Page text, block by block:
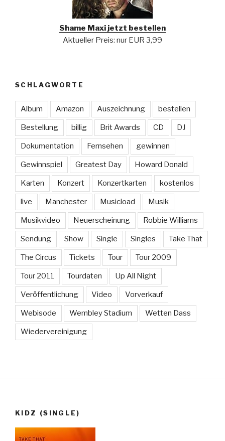
Shame Maxi jetzt bestellen
Aktueller Preis: nur EUR 3,99
SCHLAGWORTE
Album Amazon Auszeichnung bestellen
Bestellung billig Brit Awards CD DJ
Dokumentation Fernsehen gewinnen
Gewinnspiel Greatest Day Howard Donald
Karten Konzert Konzertkarten kostenlos
live Manchester Musicload Musik
Musikvideo Neuerscheinung Robbie Williams
Sendung Show Single Singles Take That
The Circus Tickets Tour Tour 2009
Tour 2011 Tourdaten Up All Night
Veröffentlichung Video Vorverkauf
Webisode Wembley Stadium Wetten Dass
Wiedervereinigung
KIDZ (SINGLE)